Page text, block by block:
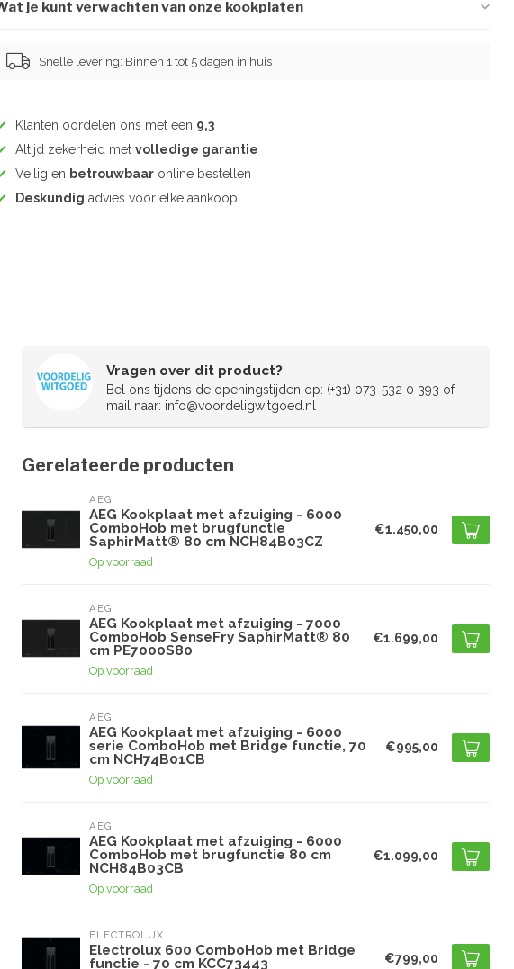
je kunt verwachten van onze kookplaten
Snelle levering: Binnen 1 tot 5 dagen in huis
Klanten oordelen ons met een 9,3
Altijd zekerheid metvolledige garantie
Veilig en betrouwbaar online bestellen
Deskundig advies voor elke aankoop
Vragen over dit product?
Bel ons tijdens de openingstijden op: (+31) 073-532 0 393 of
mail naar: info@voordeligwitgoed.nl
Gerelateerde producten
AEG
AEG Kookplaat met afzuiging - 6000
ComboHob met brugfunctie
SaphirMatt® 80 cm NCH84B03CZ
Op voorraad
€1.450,00
AEG
AEG Kookplaat met afzuiging - 7000
ComboHob SenseFry SaphirMatt® 80
cm PE7000S80
Op voorraad
€1.699,00
AEG
AEG Kookplaat met afzuiging - 6000
serie ComboHob met Bridge functie, 70
cm NCH74B01CB
Op voorraad
€995,00
AEG
AEG Kookplaat met afzuiging - 6000
ComboHob met brugfunctie 80 cm
NCH84B03CB
Op voorraad
€1.099,00
ELECTROLUX
Electrolux 600 ComboHob met Bridge
functie - 70 cm KCC73443
€799,00